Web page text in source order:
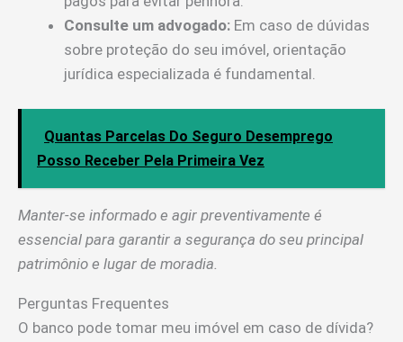
Consulte um advogado: Em caso de dúvidas
sobre proteção do seu imóvel, orientação
jurídica especializada é fundamental.
Quantas Parcelas Do Seguro Desemprego
Posso Receber Pela Primeira Vez
Manter-se informado e agir preventivamente é
essencial para garantir a segurança do seu principal
patrimônio e lugar de moradia.
Perguntas Frequentes
O banco pode tomar meu imóvel em caso de dívida?